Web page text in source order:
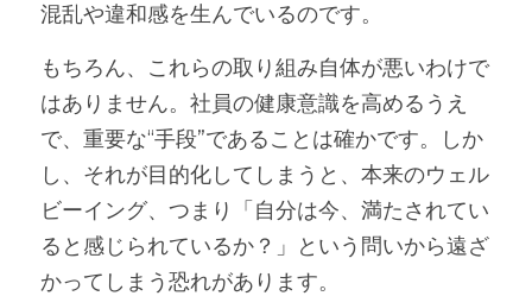
混乱や違和感を生んでいるのです。
もちろん、これらの取り組み自体が悪いわけで
はありません。社員の健康意識を高めるうえ
で、重要な“手段”であることは確かです。しか
し、それが目的化してしまうと、本来のウェル
ビーイング、つまり「自分は今、満たされてい
ると感じられているか？」という問いから遠ざ
かってしまう恐れがあります。